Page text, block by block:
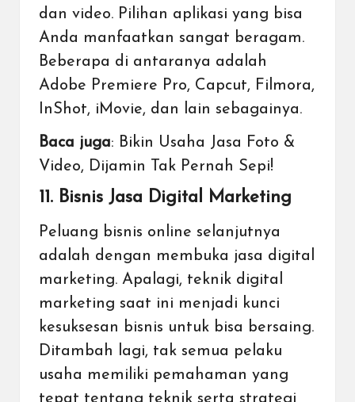
dan video. Pilihan aplikasi yang bisa
Anda manfaatkan sangat beragam.
Beberapa di antaranya adalah
Adobe Premiere Pro, Capcut, Filmora,
InShot, iMovie, dan lain sebagainya.
Baca juga: Bikin Usaha Jasa Foto &
Video, Dijamin Tak Pernah Sepi!
11. Bisnis Jasa Digital Marketing
Peluang bisnis online selanjutnya
adalah dengan membuka jasa digital
marketing. Apalagi, teknik digital
marketing saat ini menjadi kunci
kesuksesan bisnis untuk bisa bersaing.
Ditambah lagi, tak semua pelaku
usaha memiliki pemahaman yang
tepat tentang teknik serta strategi